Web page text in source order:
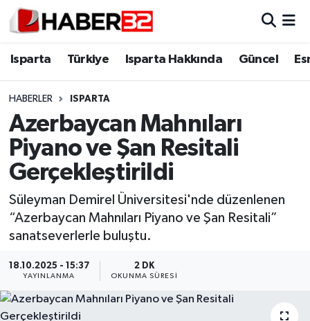
Isparta Türkiye Isparta Hakkında Güncel
HABERLER ISPARTA
Azerbaycan Mahnıları
Piyano ve Şan Resitali
Gerçekleştirildi
Süleyman Demirel Üniversitesi'nde düzenlenen
“Azerbaycan Mahnıları Piyano ve Şan Resitali”
sanatseverlerle buluştu.
18.10.2025 - 15:37
YAYINLANMA
2 DK
OKUNMA SÜRESI
Isparta
Esnaf Diyor ki;
ASAYİŞ
BİLİM VE TEKNOLOJİ
EĞİTİM
GENEL
Güncel
Isparta Nöbetçi Eczaneler
Isparta Trafik Yoğunluk Haritası
Süper Lig Puan Durumu ve Fikstür
Tüm Manşetler
Son Dakika Haberleri
Haber Arşivi